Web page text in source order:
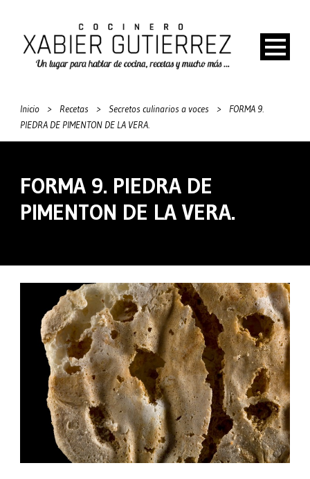
Inicio > Recetas > Secretos culinarios a voces >
FORMA 9.
PIEDRA DE PIMENTON DE LA VERA.
FORMA 9. PIEDRA DE
PIMENTON DE LA VERA.